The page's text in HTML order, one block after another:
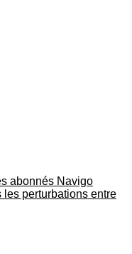
abonnés Navigo
les perturbations entre